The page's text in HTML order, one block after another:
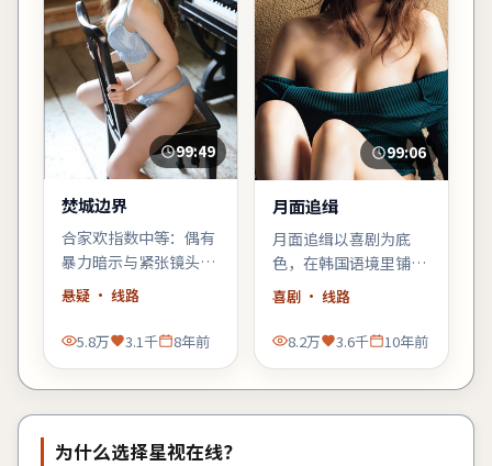
99:49
焚城边界
合家欢指数中等：偶有
暴力暗示与紧张镜头，
家长可酌情陪同；青少
成长线。
悬疑· 线路
5.8万 3.1千 8年前
99:06
月面追缉
月面追缉以喜剧为底
色，在韩国语境里铺陈
悬念：当日常秩序出现
第一道裂缝，每个人都
必须重新选择立场。
喜剧 · 线路
8.2万 3.6千 10年前
为什么选择星视在线？